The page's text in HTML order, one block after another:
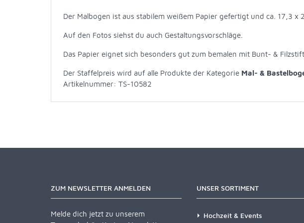
Der Malbogen ist aus stabilem weißem Papier gefertigt und ca. 17,3 x
Auf den Fotos siehst du auch Gestaltungsvorschläge.
Das Papier eignet sich besonders gut zum bemalen mit Bunt- &
Der Staffelpreis wird auf alle Produkte der Kategorie Mal- &
Artikelnummer: TS-10582
ZUM NEWSLETTER ANMELDEN
Melde dich jetzt zu unserem
UNSER SORTIMENT
Hochzeit & Events